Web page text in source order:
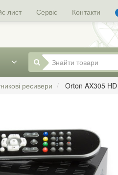
лист Сервіс Контакти
ресивери Orton AX305 HD